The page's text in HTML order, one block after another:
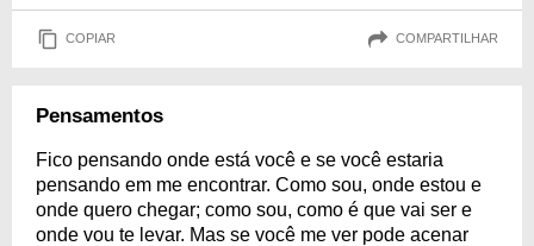
COPIAR COMPARTILHAR
Pensamentos
Fico pensando onde está você e se você estaria
pensando em me encontrar. Como sou, onde estou e
onde quero chegar; como sou, como é que vai ser e
onde vou te levar. Mas se você me ver pode acenar